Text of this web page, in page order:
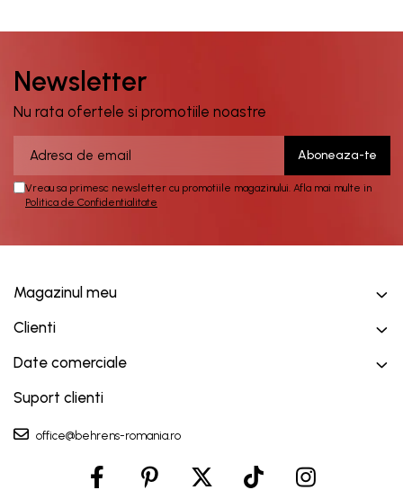
Newsletter
Nu rata ofertele si promotiile noastre
Vreau sa primesc newsletter cu promotiile magazinului. Afla mai multe in
Politica de Confidentialitate
Magazinul meu
Clienti
Date comerciale
Suport clienti
office@behrens-romania.ro